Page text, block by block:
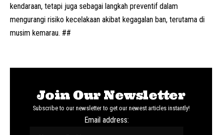
kendaraan, tetapi juga sebagai langkah preventif dalam
mengurangi risiko kecelakaan akibat kegagalan ban, terutama di
musim kemarau. ##
Join Our Newsletter
Subscribe to our newsletter to get our newest articles instantly!
Email address: